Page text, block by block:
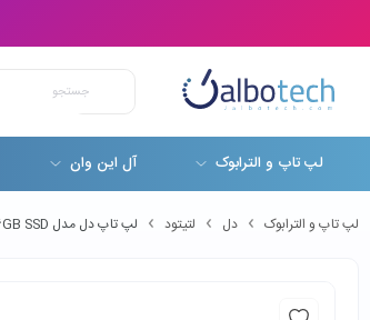
لپ تاپ و الترابوک آل این وان
لپ تاپ و الترابوک دل لتیتود لپ تاپ دل مدل Latitude E7480 Core i5-6300U 8GB 256GB SSD (صفحه لمسی)